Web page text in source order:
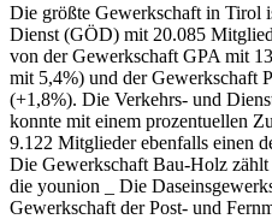
Die größte Gewerkschaft in Tirol
Dienst (GÖD) mit 20.085
von der Gewerkschaft GPA mit
mit 5,4%) und der Gewerkschaft
(+1,8%). Die Verkehrs- und
konnte mit einem prozentuellen
9.122 Mitglieder ebenfalls einen
Die Gewerkschaft Bau-Holz
die younion _ Die
Gewerkschaft der Post- und